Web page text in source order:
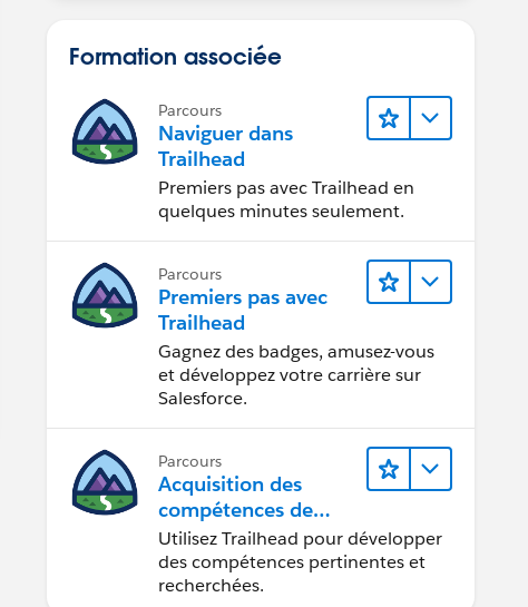
Formation associée
Parcours
Naviguer dans
Trailhead
Premiers pas avec Trailhead en
quelques minutes seulement.
Parcours
Premiers pas avec
Trailhead
Gagnez des badges, amusez-vous
et développez votre carrière sur
Salesforce.
Parcours
Acquisition des
compétences de
demain avec
Trailhead
Utilisez Trailhead pour développer
des compétences pertinentes et
recherchées.